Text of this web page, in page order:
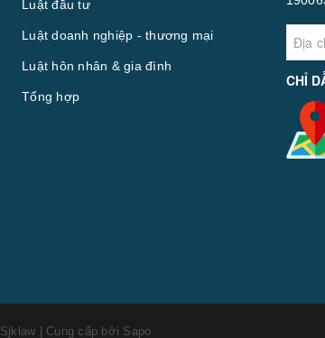
Luật đầu tư
Luật doanh nghiệp - thương mại
Luật hôn nhân & gia đình
Tổng hợp
CHỈ
Sjklaw Cung cấp bởi Sapo